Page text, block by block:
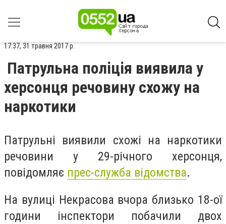
17:37, 31 травня 2017 р.
Патрульна поліція виявила у
херсонця речовину схожу на
наркотики
Патрульні виявили схожі на наркотики
речовини у 29-річного херсонця,
повідомляє прес-служба відомства.
На вулиці Некрасова вчора близько 18-ої
години інспектори побачили двох